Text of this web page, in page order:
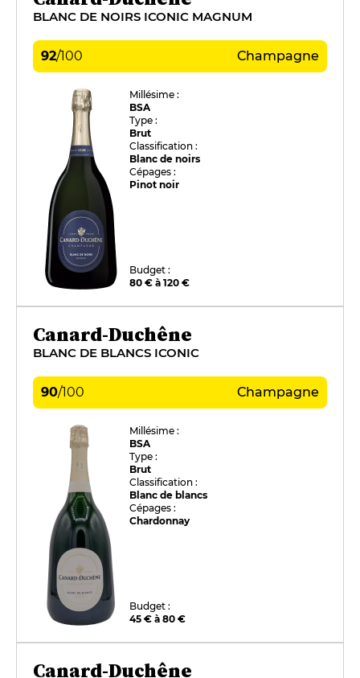
BLANC DE NOIRS ICONIC MAGNUM
92/100 Champagne
Millésime :
BSA
Type :
Brut
Classification :
Blanc de noirs
Cépages :
Pinot noir
Budget :
80 € à 120 €
Canard-Duchêne
BLANC DE BLANCS ICONIC
90/100 Champagne
Millésime :
BSA
Type :
Brut
Classification :
Blanc de blancs
Cépages :
Chardonnay
Budget :
45 € à 80 €
Canard-Duchêne